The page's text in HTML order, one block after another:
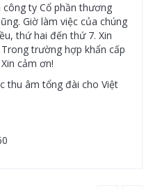
ty Cổ phần thương
Giờ làm việc của chúng
thứ hai đến thứ 7. Xin
trường hợp khẩn cấp
cảm ơn!
thu âm tổng đài cho Việt